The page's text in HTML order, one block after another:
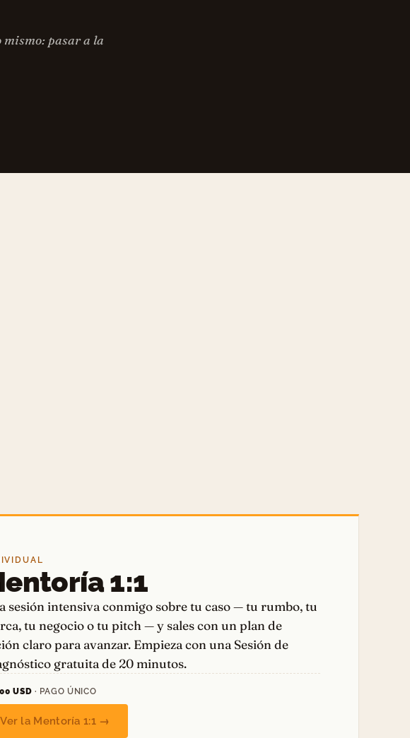
mismo: pasar a la
1:1
sesión intensiva conmigo sobre tu caso — tu rumbo, tu
tu negocio o tu pitch — y sales con un plan de
claro para avanzar. Empieza con una Sesión de
gratuita de 20 minutos.
USD · PAGO ÚNICO
Ver la Mentoría 1:1 →